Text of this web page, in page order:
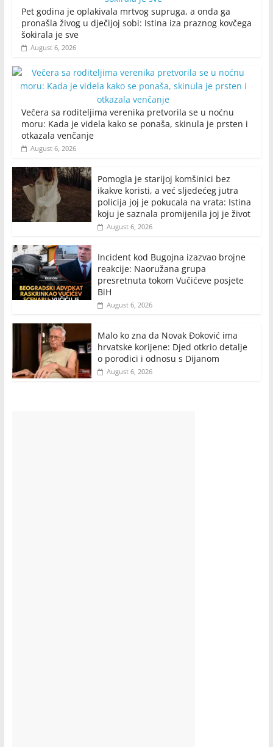
Pet godina je oplakivala mrtvog supruga, a onda ga
pronašla živog u dječijoj sobi: Istina iza praznog kovčega
šokirala je sve
August 6, 2026
Večera sa roditeljima verenika pretvorila se u noćnu
moru: Kada je videla kako se ponaša, skinula je prsten i
otkazala venčanje
August 6, 2026
Pomogla je starijoj komšinici bez
ikakve koristi, a već sljedećeg jutra
policija joj je pokucala na vrata: Istina
koju je saznala promijenila joj je život
August 6, 2026
Incident kod Bugojna izazvao brojne
reakcije: Naoružana grupa
presretnuta tokom Vučićeve posjete
BiH
August 6, 2026
Malo ko zna da Novak Đoković ima
hrvatske korijene: Djed otkrio detalje
o porodici i odnosu s Dijanom
August 6, 2026